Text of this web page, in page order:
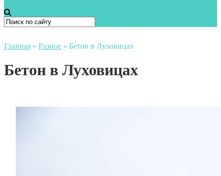
Главная » Разное » Бетон в Луховицах
Бетон в Луховицах